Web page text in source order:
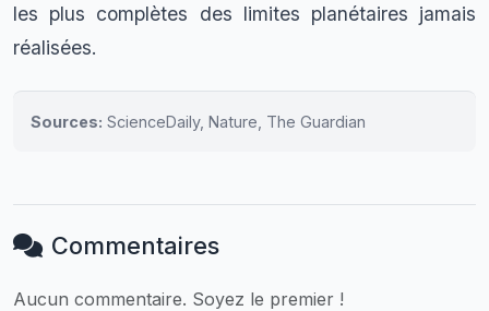
les plus complètes des limites planétaires jamais
réalisées.
Sources: ScienceDaily, Nature, The Guardian
Commentaires
Aucun commentaire. Soyez le premier !